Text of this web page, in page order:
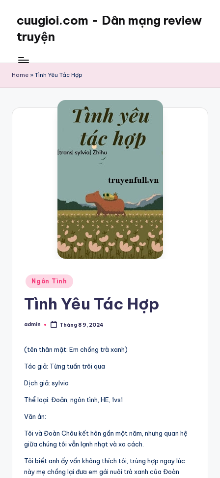
cuugioi.com - Dân mạng review
truyện
Home » Tình Yêu Tác Hợp
Posted
in
Ngôn Tình
Tình Yêu Tác Hợp
Posted
admin Tháng 8 9, 2024
(tên thân mật: Em chồng trà xanh)
Tác giả: Từng tuần trôi qua
Dịch giả: sylvia
Thể loại: Đoản, ngôn tình, HE, 1vs1
Văn án:
Tôi và Đoàn Châu kết hôn gần một năm, nhưng quan hệ
giữa chúng tôi vẫn lạnh nhạt và xa cách.
Tôi biết anh ấy vốn không thích tôi, trùng hợp ngay lúc
này mẹ chồng lại đưa em gái nuôi trà xanh của Đoàn